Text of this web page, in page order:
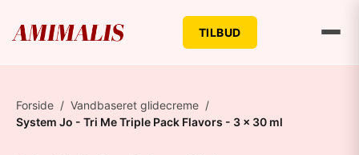
TILBUD
Forside / Vandbaseret glidecreme /
System Jo - Tri Me Triple Pack Flavors - 3 x 30 ml